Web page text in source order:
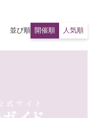
並び順 開催順 人気順